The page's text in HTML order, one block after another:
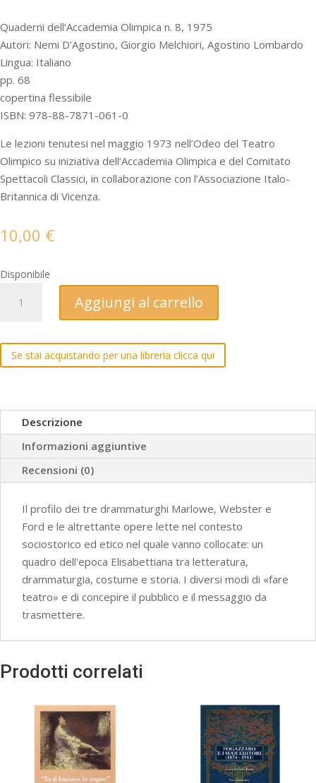
Quaderni dell’Accademia Olimpica n. 8, 1975
Autori: Nemi D’Agostino, Giorgio Melchiori, Agostino Lombardo
Lingua: Italiano
pp. 68
copertina flessibile
ISBN: 978-88-7871-061-0
Le lezioni tenutesi nel maggio 1973 nell’Odeo del Teatro
Olimpico su iniziativa dell’Accademia Olimpica e del Comitato
Spettacoli Classici, in collaborazione con l’Associazione Italo-
Britannica di Vicenza.
10,00 €
Disponibile
Elisabettiano.
-
Webster
quantità
Aggiungi al carrello
Se stai acquistando per una libreria clicca qui
Descrizione
Informazioni aggiuntive
Recensioni (0)
Il profilo dei tre drammaturghi Marlowe, Webster e
Ford e le altrettante opere lette nel contesto
sociostorico ed etico nel quale vanno collocate: un
quadro dell'epoca Elisabettiana tra letteratura,
drammaturgia, costume e storia. I diversi modi di «fare
teatro» e di concepire il pubblico e il messaggio da
trasmettere.
Prodotti correlati